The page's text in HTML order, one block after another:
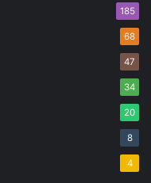
185
68
47
34
20
8
4